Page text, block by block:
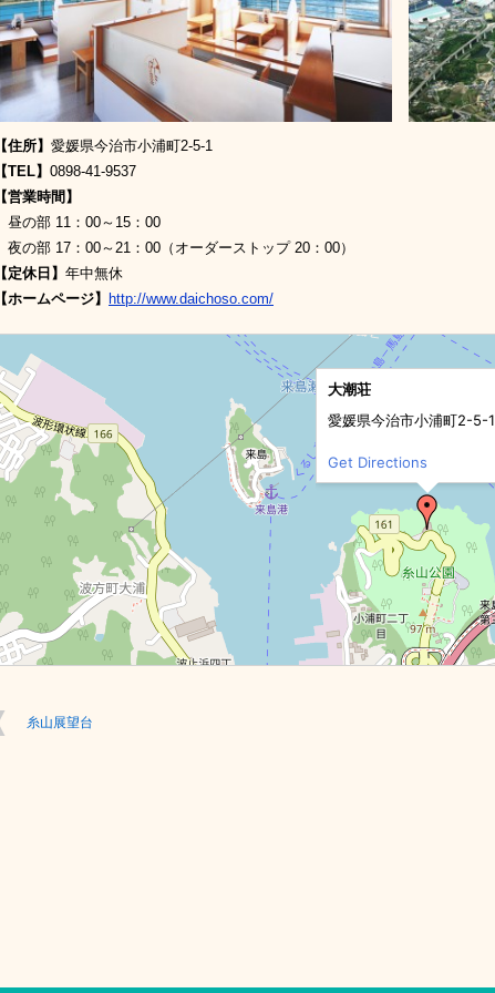
【住所】 愛媛県今治市小浦町2-5-1
【TEL】 0898-41-9537
【営業時間】
昼の部 11：00～15：00
夜の部 17：00～21：00（オーダーストップ 20：00）
【定休日】 年中無休
【ホームページ】
http://www.daichoso.com/
大潮荘
愛媛県今治市小浦町2-5-1
Get Directions
糸山展望台